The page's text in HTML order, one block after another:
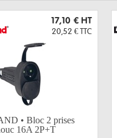
17,10 € HT
20,52 € TTC
• Bloc 2 prises
16A 2P+T